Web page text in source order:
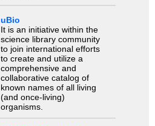
uBio
It is an initiative within the
science library community
to join international efforts
to create and utilize a
comprehensive and
collaborative catalog of
known names of all living
(and once-living)
organisms.